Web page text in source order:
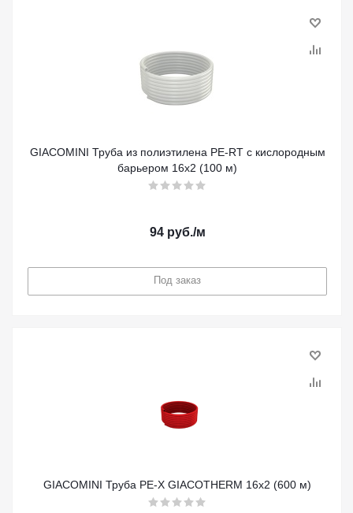
GIACOMINI Труба из пoлиэтилена PE-RT с кислородным
барьером 16x2 (100 м)
94руб./м
Под заказ
GIACOMINI Труба PE-X GIACOTHERM 16x2 (600 м)